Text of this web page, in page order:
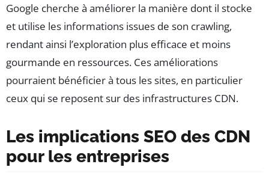
Google cherche à améliorer la manière dont il stocke
et utilise les informations issues de son crawling,
rendant ainsi l’exploration plus efficace et moins
gourmande en ressources. Ces améliorations
pourraient bénéficier à tous les sites, en particulier
ceux qui se reposent sur des infrastructures CDN.
Les implications SEO des CDN
pour les entreprises